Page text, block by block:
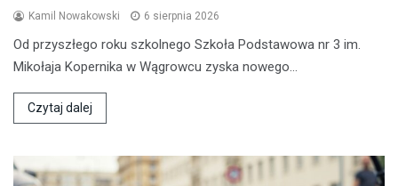
Kamil Nowakowski 6 sierpnia 2026
Od przyszłego roku szkolnego Szkoła Podstawowa nr 3 im.
Mikołaja Kopernika w Wągrowcu zyska nowego…
Czytaj dalej